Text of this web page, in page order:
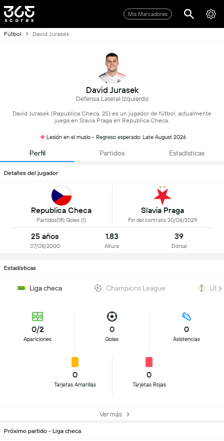
Mis Marcadores
Fútbol David Jurasek
David Jurasek
Defensa Lateral Izquierdo
David Jurasek (Republica Checa, 25) es un jugador de fútbol, actualmente
juega en Slavia Praga en Republica Checa.
Lesión en el muslo - Regreso esperado: Late August 2026
Perfil Partidos Estadísticas
Detalles del jugador
Republica Checa
Partidos(18) Goles (1)
Slavia Praga
Fin del contrato 30/06/2029
25 años
07/08/2000
1.83
Altura
39
Dorsal
Estadísticas
Liga checa Champions League
0/2
Apariciones
0
Goles
0
Asistencias
0
Tarjetas Amarillas
0
Tarjetas Rojas
Ver más
Próximo partido - Liga checa